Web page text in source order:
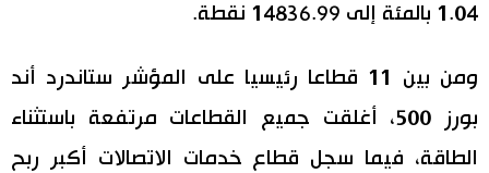
1.04 بالمئة إلى 14836.99 نقطة.
ومن بين 11 قطاعا رئيسيا على المؤشر ستاندرد أند
بورز 500، أغلقت جميع القطاعات مرتفعة باستثناء
الطاقة، فيما سجل قطاع خدمات الاتصالات أكبر ربح